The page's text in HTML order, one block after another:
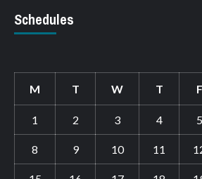
Schedules
M T W T F
1 2 3 4 5
8 9 10 11